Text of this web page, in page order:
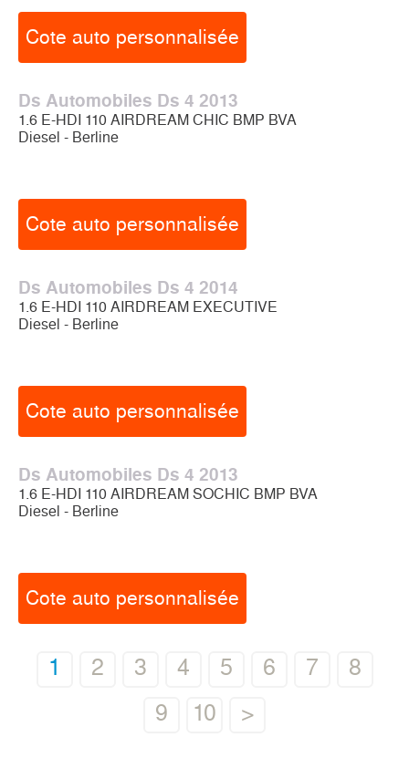
Cote auto personnalisée
Ds Automobiles Ds 4 2013
1.6 E-HDI 110 AIRDREAM CHIC BMP BVA
Diesel - Berline
Cote auto personnalisée
Ds Automobiles Ds 4 2014
1.6 E-HDI 110 AIRDREAM EXECUTIVE
Diesel - Berline
Cote auto personnalisée
Ds Automobiles Ds 4 2013
1.6 E-HDI 110 AIRDREAM SOCHIC BMP BVA
Diesel - Berline
Cote auto personnalisée
1 2 3 4 5 6 7
8
9
10 >